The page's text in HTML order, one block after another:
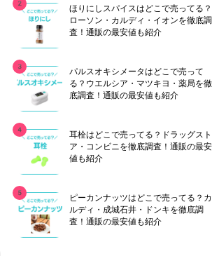
ほりにしスパイスはどこで売ってる？
ローソン・カルディ・イオンを徹底調
査！通販の最安値も紹介
パルスオキシメータはどこで売って
る？ウエルシア・マツキヨ・薬局を徹
底調査！通販の最安値も紹介
耳栓はどこで売ってる？ドラッグスト
ア・コンビニを徹底調査！通販の最安
値も紹介
ピーカンナッツはどこで売ってる？カ
ルディ・成城石井・ドンキを徹底調
査！通販の最安値も紹介